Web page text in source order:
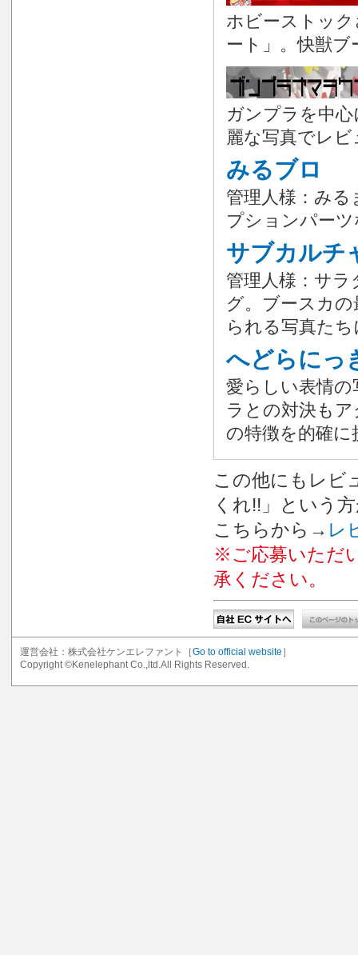
ホビーストッ
ート」。快獣
ガンプラを中
麗な写真でレ
みるブロ
管理人様：み
プションパー
サブカルチ
管理人様：サ
グ。ブースカ
られる写真た
へどらにっ
愛らしい表情
ラとの対決も
の特徴を的確
この他にもレビ
くれ!!」という
こちらから→ レ
※ご応募いただ
承ください。
運営会社：株式会社ケンエレファント［Go to official website ］
Copyright ©Kenelephant Co.,ltd.All Rights Reserved.